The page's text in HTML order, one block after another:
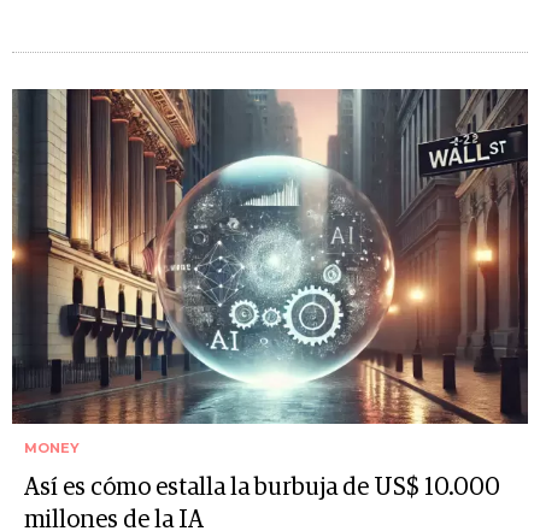
MONEY
Así es cómo estalla la burbuja de US$ 10.000
millones de la IA